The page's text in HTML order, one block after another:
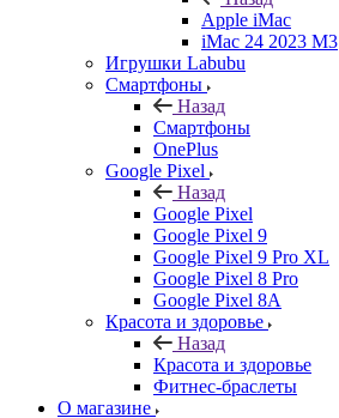
Apple iMac
iMac 24 2023 M3
Игрушки Labubu
Смартфоны
Назад
Смартфоны
OnePlus
Google Pixel
Назад
Google Pixel
Google Pixel 9
Google Pixel 9 Pro XL
Google Pixel 8 Pro
Google Pixel 8A
Красота и здоровье
Назад
Красота и здоровье
Фитнес-браслеты
О магазине